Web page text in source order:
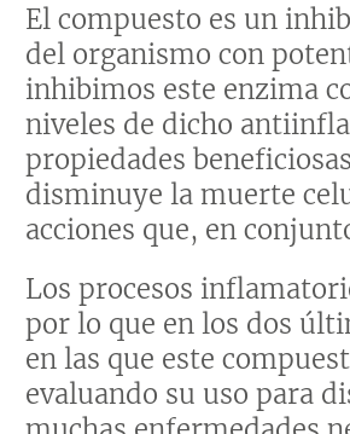
El compuesto es un
del organismo con
inhibimos este enzima
niveles de dicho
propiedades
disminuye la muerte
acciones que, en
Los procesos
por lo que en los dos
en las que este
evaluando su uso para